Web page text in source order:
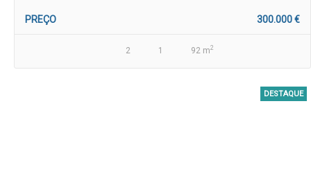
PREÇO 300.000 €
2 1 92 m2
DESTAQUE